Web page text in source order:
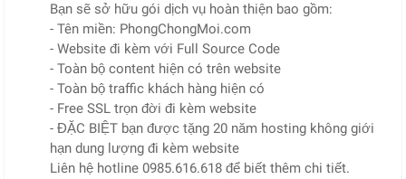
Bạn sẽ sở hữu gói dịch vụ hoàn thiện bao gồm:
- Tên miền: PhongChongMoi.com
- Website đi kèm với Full Source Code
- Toàn bộ content hiện có trên website
- Toàn bộ traffic khách hàng hiện có
- Free SSL trọn đời đi kèm website
- ĐẶC BIỆT bạn được tặng 20 năm hosting không giới
hạn dung lượng đi kèm website
Liên hệ hotline 0985.616.618 để biết thêm chi tiết.